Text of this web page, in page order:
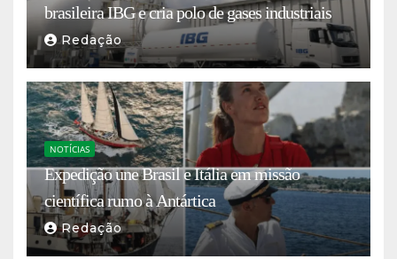
brasileira IBG e cria polo de gases industriais
Redação
NOTÍCIAS
Expedição une Brasil e Itália em missão
científica rumo à Antártica
Redação